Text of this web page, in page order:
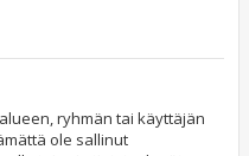
ryhmän tai käyttäjän
ole sallinut